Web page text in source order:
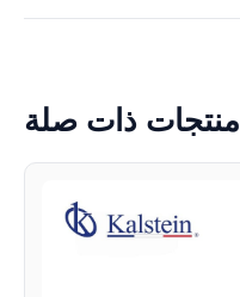
منتجات ذات صلة